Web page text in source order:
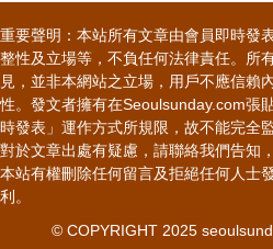
重要聲明：本站所有文章由會員即時發
整性及立場等，不負任何法律責任。所
見，並非本網站之立場，用戶不應信賴
性。發文者擁有在Seoulsunday.com張
時發表」運作方式所規限，故不能完全
對於文章出處有疑慮，請聯絡我們告知
本站有權刪除任何留言及拒絕任何人士
利。
© COPYRIGHT 2025